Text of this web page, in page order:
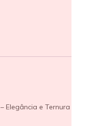
– Elegância e Ternura